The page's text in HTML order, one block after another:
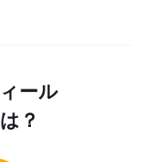
ール
？